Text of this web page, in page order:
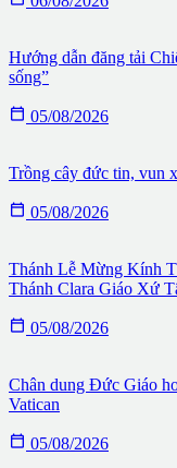
Hướng dẫn đăng tải
sống”
 05/08/2026
Trồng cây đức tin, vun
 05/08/2026
Thánh Lễ Mừng Kính
Thánh Clara Giáo Xứ
 05/08/2026
Chân dung Đức Giáo
Vatican
 05/08/2026